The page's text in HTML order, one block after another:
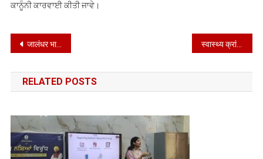
ਕਾਨੂੰਨੀ ਕਾਰਵਾਈ ਕੀਤੀ ਜਾਵੇ।
Post
navigation
जालंधर भाजपा शहरी कल बिहार दिवस के उपलक्ष्य में कार्यक्रम का करेगी आयोजन* स्वास्थ्य क्रांति’ पंजाब सरकार द्वारा 2.10 करोड़ रुपये खर्च करके सी.एच.सी. सिंघोवाल, दीनानगर का कायाकल्प किया जाएगा
RELATED POSTS